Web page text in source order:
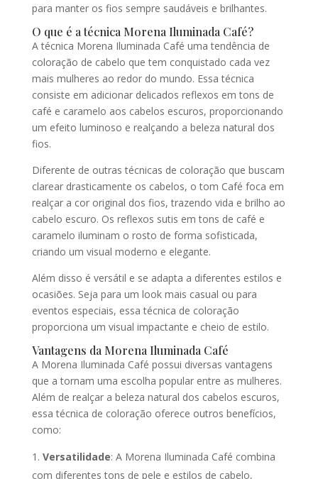
para manter os fios sempre saudáveis e brilhantes.
O que é a técnica Morena Iluminada Café?
A técnica Morena Iluminada Café uma tendência de
coloração de cabelo que tem conquistado cada vez
mais mulheres ao redor do mundo. Essa técnica
consiste em adicionar delicados reflexos em tons de
café e caramelo aos cabelos escuros, proporcionando
um efeito luminoso e realçando a beleza natural dos
fios.
Diferente de outras técnicas de coloração que buscam
clarear drasticamente os cabelos, o tom Café foca em
realçar a cor original dos fios, trazendo vida e brilho ao
cabelo escuro. Os reflexos sutis em tons de café e
caramelo iluminam o rosto de forma sofisticada,
criando um visual moderno e elegante.
Além disso é versátil e se adapta a diferentes estilos e
ocasiões. Seja para um look mais casual ou para
eventos especiais, essa técnica de coloração
proporciona um visual impactante e cheio de estilo.
Vantagens da Morena Iluminada Café
A Morena Iluminada Café possui diversas vantagens
que a tornam uma escolha popular entre as mulheres.
Além de realçar a beleza natural dos cabelos escuros,
essa técnica de coloração oferece outros benefícios,
como:
Versatilidade: A Morena Iluminada Café combina
com diferentes tons de pele e estilos de cabelo,